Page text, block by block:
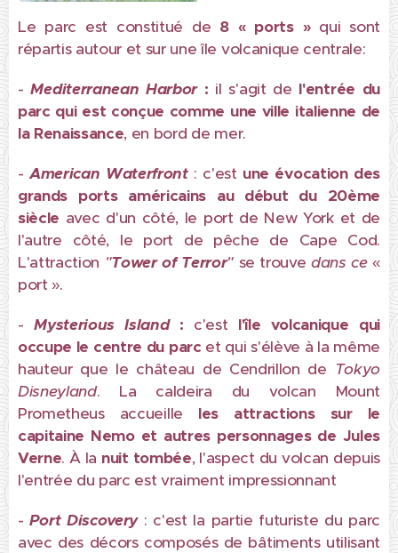
Le parc est constitué de 8 « ports »qui sont
répartis autour et sur une île volcanique centrale:
-Mediterranean Harbor : il s'agit de l'entrée du
parc qui est conçue comme une ville italienne de
la Renaissance, en bord de mer.
-American Waterfront : c'est une évocation des
grands ports américains au début du 20ème
siècle avec d'un côté, le port de New York et de
l'autre côté, le port de pêche de Cape Cod.
L'attraction "Tower of Terror"se trouve dans ce«
port ».
-Mysterious Island : c'est l'île volcanique qui
occupe le centre du parc et qui s'élève à la même
hauteur que le château de Cendrillon de Tokyo
Disneyland. La caldeira du volcan Mount
Prometheus accueille les attractions sur le
capitaine Nemo et autres personnages de Jules
Verne. À la nuit tombée, l'aspect du volcan depuis
l'entrée du parc est vraiment impressionnant
- Port Discovery : c'est la partie futuriste du parc
avec des décors composés de bâtiments utilisant